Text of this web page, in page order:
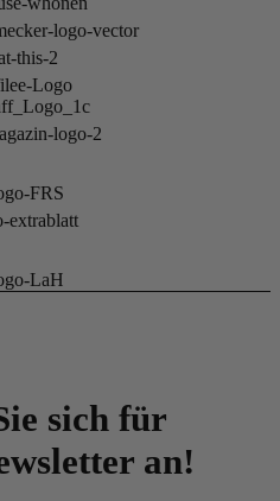
sich für
an!